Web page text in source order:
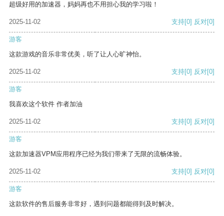
超级好用的加速器，妈妈再也不用担心我的学习啦！
2025-11-02 支持[0] 反对[0]
游客
这款游戏的音乐非常优美，听了让人心旷神怡。
2025-11-02 支持[0] 反对[0]
游客
我喜欢这个软件 作者加油
2025-11-02 支持[0] 反对[0]
游客
这款加速器VPM应用程序已经为我们带来了无限的流畅体验。
2025-11-02 支持[0] 反对[0]
游客
这款软件的售后服务非常好，遇到问题都能得到及时解决。